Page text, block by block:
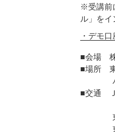
※受講前
ル」をイ
・デモ
■会場 株
■場所 東
パシフ
■交通 Ｊ
ＪＲ『
東京メ
東京メ